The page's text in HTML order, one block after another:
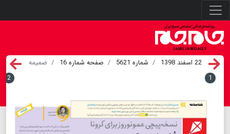
22 اسفند 1398 شماره 5621 صفحه شماره 16
ضمیمه
1
2